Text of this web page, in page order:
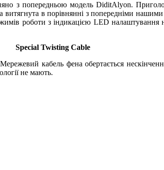
з попередньою модель DiditAlyon.
в порівнянні з попередніми
роботи з індикацією LED
Special Twisting Cable
кабель фена обертається
не мають.